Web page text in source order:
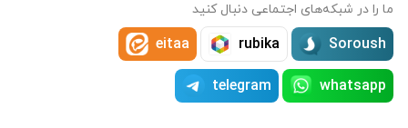
ما را در شبکه‌های اجتماعی دنبال کنید
Soroush
rubika
eitaa
whatsapp
telegram